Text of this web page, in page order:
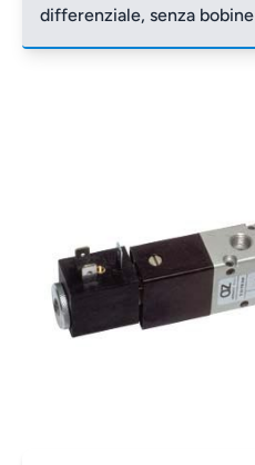
differenziale, senza bobine